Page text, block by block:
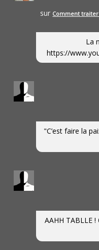
sur Comment traiter
La
https://
"C’est faire la
AAHH TABLLE !